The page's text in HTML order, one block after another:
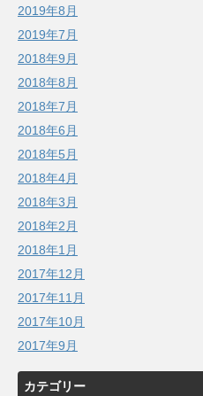
2019年8月
2019年7月
2018年9月
2018年8月
2018年7月
2018年6月
2018年5月
2018年4月
2018年3月
2018年2月
2018年1月
2017年12月
2017年11月
2017年10月
2017年9月
カテゴリー